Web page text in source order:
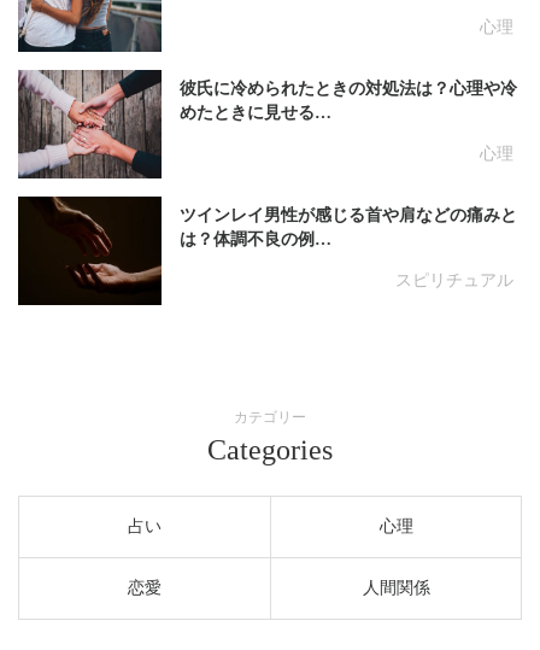
心理
心理
彼氏に冷められたときの対処法は？心理や冷
めたときに見せる…
スピリチュアル
ツインレイ男性が感じる首や肩などの痛みと
は？体調不良の例…
カテゴリー
Categories
占い 心理
恋愛 人間関係